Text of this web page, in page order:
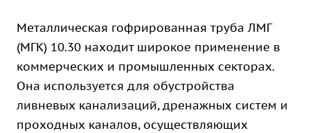
Металлическая гофрированная труба ЛМГ
(МГК) 10.30 находит широкое применение в
коммерческих и промышленных секторах.
Она используется для обустройства
ливневых канализаций, дренажных систем и
проходных каналов, осуществляющих